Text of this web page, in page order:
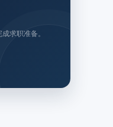
求职准备。